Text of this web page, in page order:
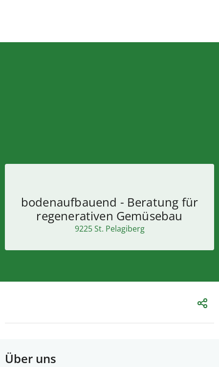
bodenaufbauend - Beratung für
regenerativen Gemüsebau
9225 St. Pelagiberg
Über uns